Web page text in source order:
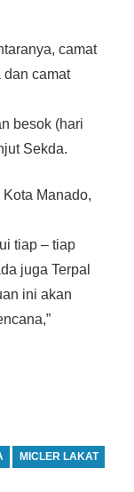
camat
dan camat
besok (hari
Sekda.
Manado,
tiap – tiap
juga Terpal
ini akan
MICLER LAKAT